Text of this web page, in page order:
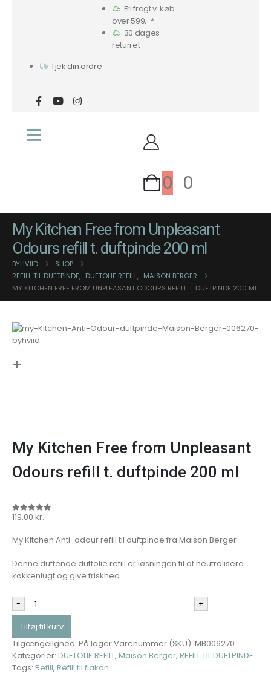
Fri fragt v. køb
over 599,-*
30 dages
returret
Tjek din ordre
0 0
My Kitchen Free from Unpleasant
Odours refill t. duftpinde 200 ml
BYHVIID
SHOP
REFILL TIL DUFTPINDE, DUFTOLIE REFILL, MAISON BERGER
MY KITCHEN FREE FROM UNPLEASANT ODOURS REFILL T. DUFTPINDE 200 ML
My Kitchen Free from Unpleasant
Odours refill t. duftpinde 200 ml
0 out of 5
119,00 kr.
My Kitchen Anti-odour refill til duftpinde fra Maison Berger
Denne duftende duftolie refill er løsningen til at neutralisere
køkkenlugt og give friskhed.
-
+
Tilføj til kurv
Tilgængelighed: På lagerVarenummer (SKU): MB006270
Kategorier: DUFTOLIE REFILL, Maison Berger, REFILL TIL DUFTPINDE
Tags: Refill, Refill til flakon